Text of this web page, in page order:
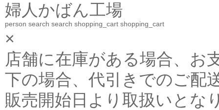
婦人かばん工場
person search search shopping_cart shopping_cart
×
店舗に在庫がある場合、お
下の場合、代引きでのご配
販売開始日より取扱いとな